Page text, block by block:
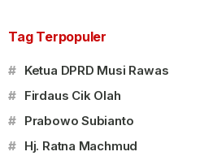
Tag Terpopuler
# Ketua DPRD Musi Rawas
# Firdaus Cik Olah
# Prabowo Subianto
# Hj. Ratna Machmud